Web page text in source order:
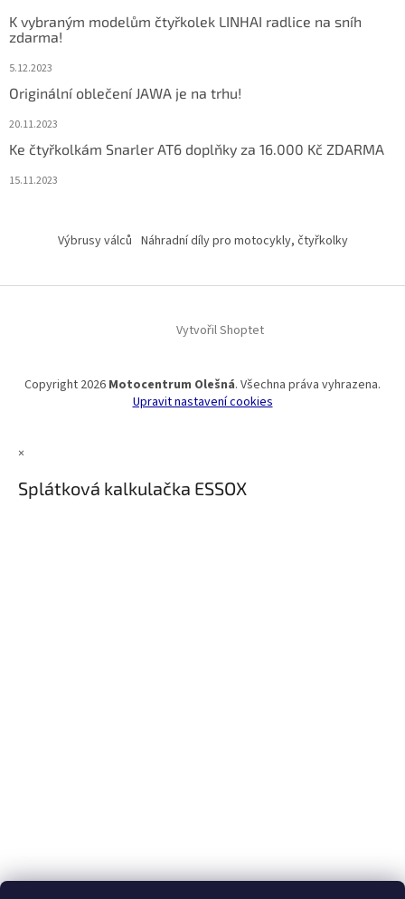
K vybraným modelům čtyřkolek LINHAI radlice na sníh
zdarma!
5.12.2023
Originální oblečení JAWA je na trhu!
20.11.2023
Ke čtyřkolkám Snarler AT6 doplňky za 16.000 Kč ZDARMA
15.11.2023
Výbrusy válců Náhradní díly pro motocykly, čtyřkolky
Vytvořil Shoptet
Copyright 2026 Motocentrum Olešná. Všechna práva vyhrazena.
Upravit nastavení cookies
×
Splátková kalkulačka ESSOX